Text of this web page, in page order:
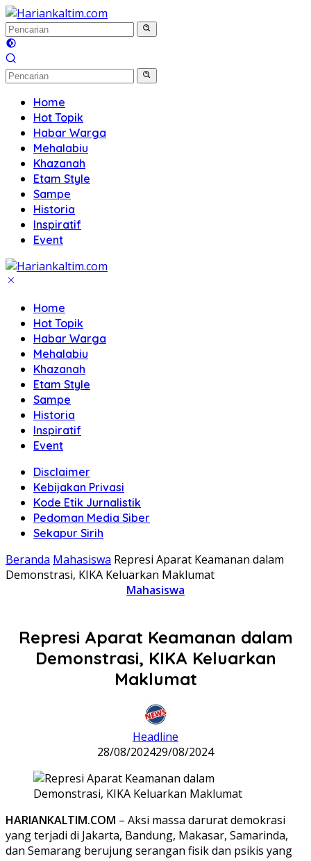
Langsung
ke
konten
Home
Hot Topik
Habar Warga
Mehalabiu
Khazanah
Etam Style
Sampe
Historia
Inspiratif
Event
Home
Hot Topik
Habar Warga
Mehalabiu
Khazanah
Etam Style
Sampe
Historia
Inspiratif
Event
Disclaimer
Kebijakan Privasi
Kode Etik Jurnalistik
Pedoman Media Siber
Sekapur Sirih
Beranda Mahasiswa Represi Aparat Keamanan dalam
Demonstrasi, KIKA Keluarkan Maklumat
Mahasiswa
Represi Aparat Keamanan dalam
Demonstrasi, KIKA Keluarkan
Maklumat
Headline
28/08/202429/08/2024
HARIANKALTIM.COM – Aksi massa darurat demokrasi
yang terjadi di Jakarta, Bandung, Makasar, Samarinda,
dan Semarang berujung serangan fisik dan psikis yang